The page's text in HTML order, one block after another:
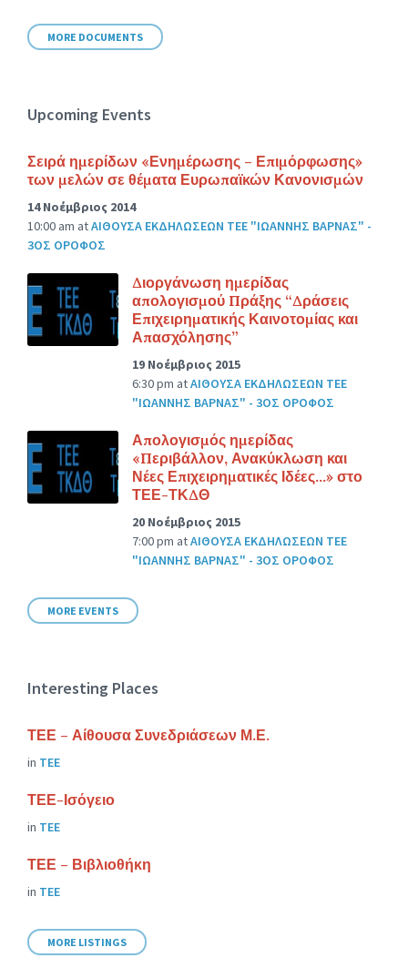
MORE DOCUMENTS
Upcoming Events
Σειρά ημερίδων «Ενημέρωσης – Επιμόρφωσης»
των μελών σε θέματα Ευρωπαϊκών Κανονισμών
14 Νοέμβριος 2014
10:00 am atΑΙΘΟΥΣΑ ΕΚΔΗΛΩΣΕΩΝ ΤΕΕ "ΙΩΑΝΝΗΣ ΒΑΡΝΑΣ" -
3ΟΣ ΟΡΟΦΟΣ
Διοργάνωση ημερίδας
απολογισμού Πράξης “Δράσεις
Επιχειρηματικής Καινοτομίας και
Απασχόλησης”
19 Νοέμβριος 2015
6:30 pm atΑΙΘΟΥΣΑ ΕΚΔΗΛΩΣΕΩΝ ΤΕΕ
"ΙΩΑΝΝΗΣ ΒΑΡΝΑΣ" - 3ΟΣ ΟΡΟΦΟΣ
Απολογισμός ημερίδας
«Περιβάλλον, Ανακύκλωση και
Νέες Επιχειρηματικές Ιδέες…» στο
ΤΕΕ-ΤΚΔΘ
20 Νοέμβριος 2015
7:00 pm atΑΙΘΟΥΣΑ ΕΚΔΗΛΩΣΕΩΝ ΤΕΕ
"ΙΩΑΝΝΗΣ ΒΑΡΝΑΣ" - 3ΟΣ ΟΡΟΦΟΣ
MORE EVENTS
Interesting Places
ΤΕΕ – Αίθουσα Συνεδριάσεων Μ.Ε.
in ΤΕΕ
ΤΕΕ-Ισόγειο
in ΤΕΕ
ΤΕΕ – Βιβλιοθήκη
in ΤΕΕ
MORE LISTINGS